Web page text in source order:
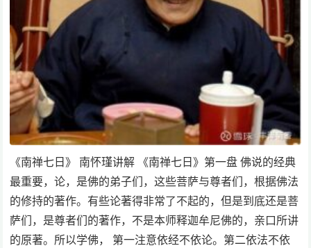
《南禅七日》 南怀瑾讲解 《南禅七日》第一盘 佛说的经典
最重要，论，是佛的弟子们，这些菩萨与尊者们，根据佛法
的修持的著作。有些论著得非常了不起的，但是到底还是菩
萨们，是尊者们的著作，不是本师释迦牟尼佛的，亲口所讲
的原著。所以学佛， 第一注意依经不依论。第二依法不依